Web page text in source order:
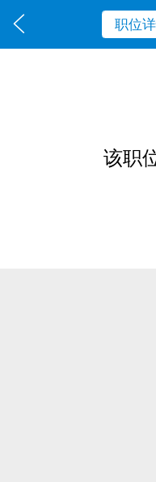
职位
该职